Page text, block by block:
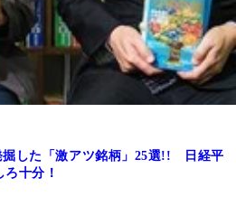
掘した「激アツ銘柄」25選!! 日経平
十分！